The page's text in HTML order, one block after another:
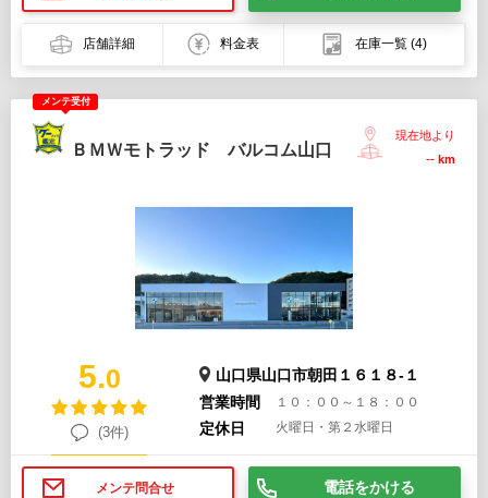
店舗詳細 料金表 在庫一覧 (4)
メンテ受付
ＢＭＷモトラッド バルコム山口
現在地より
-- km
5.0
(3件)
山口県山口市朝田１６１８-１
営業時間
１０：００～１８：００
定休日 火曜日・第２水曜日
メンテ問合せ 電話をかける